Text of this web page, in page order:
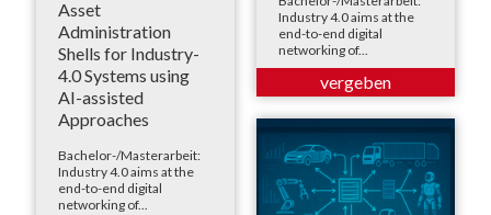
Industry 4.0 aims at the
end-to-end digital
networking of...
Asset
Administration
Shells for Industry-
4.0 Systems using
AI-assisted
Approaches
Bachelor-/Masterarbeit:
Industry 4.0 aims at the
end-to-end digital
networking of...